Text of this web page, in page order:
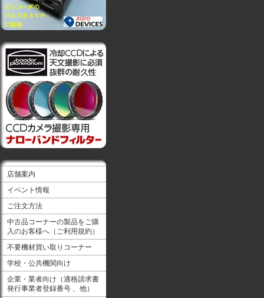
店舗案内
イベント情報
ご注文方法
中古品コーナーの製品をご購
入のお客様へ（ご利用規約）
不要機材買い取りコーナー
学校・公共機関向け
企業・業者向け（適格請求書
発行事業者登録番号 、他）